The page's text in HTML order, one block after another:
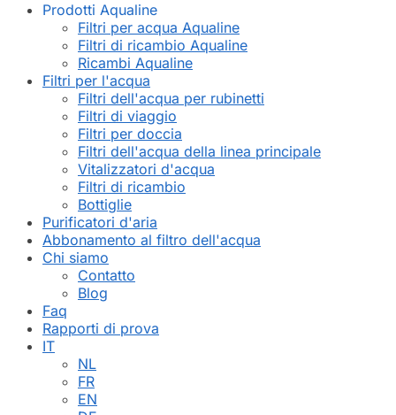
Prodotti Aqualine
Filtri per acqua Aqualine
Filtri di ricambio Aqualine
Ricambi Aqualine
Filtri per l'acqua
Filtri dell'acqua per rubinetti
Filtri di viaggio
Filtri per doccia
Filtri dell'acqua della linea principale
Vitalizzatori d'acqua
Filtri di ricambio
Bottiglie
Purificatori d'aria
Abbonamento al filtro dell'acqua
Chi siamo
Contatto
Blog
Faq
Rapporti di prova
IT
NL
FR
EN